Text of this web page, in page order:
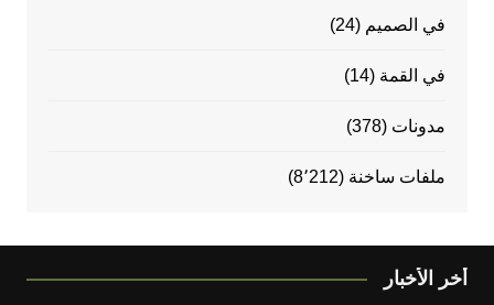
في الصميم (24)
في القمة (14)
مدونات (378)
ملفات ساخنة (8٬212)
أخر الأخبار